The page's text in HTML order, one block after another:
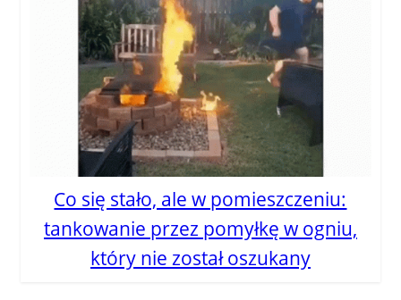
Co się stało, ale w pomieszczeniu:
tankowanie przez pomyłkę w ogniu,
który nie został oszukany